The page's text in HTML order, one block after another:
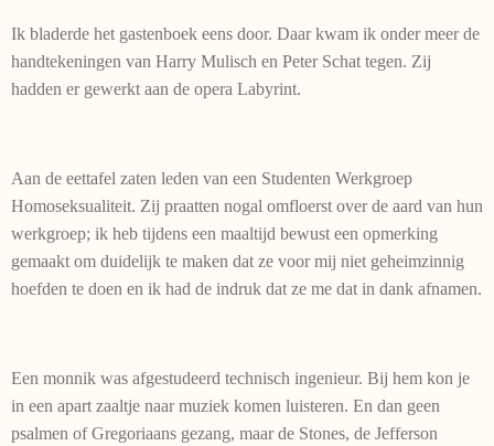
Ik bladerde het gastenboek eens door. Daar kwam ik onder meer de
handtekeningen van Harry Mulisch en Peter Schat tegen. Zij
hadden er gewerkt aan de opera Labyrint.
Aan de eettafel zaten leden van een Studenten Werkgroep
Homoseksualiteit. Zij praatten nogal omfloerst over de aard van hun
werkgroep; ik heb tijdens een maaltijd bewust een opmerking
gemaakt om duidelijk te maken dat ze voor mij niet geheimzinnig
hoefden te doen en ik had de indruk dat ze me dat in dank afnamen.
Een monnik was afgestudeerd technisch ingenieur. Bij hem kon je
in een apart zaaltje naar muziek komen luisteren. En dan geen
psalmen of Gregoriaans gezang, maar de Stones, de Jefferson